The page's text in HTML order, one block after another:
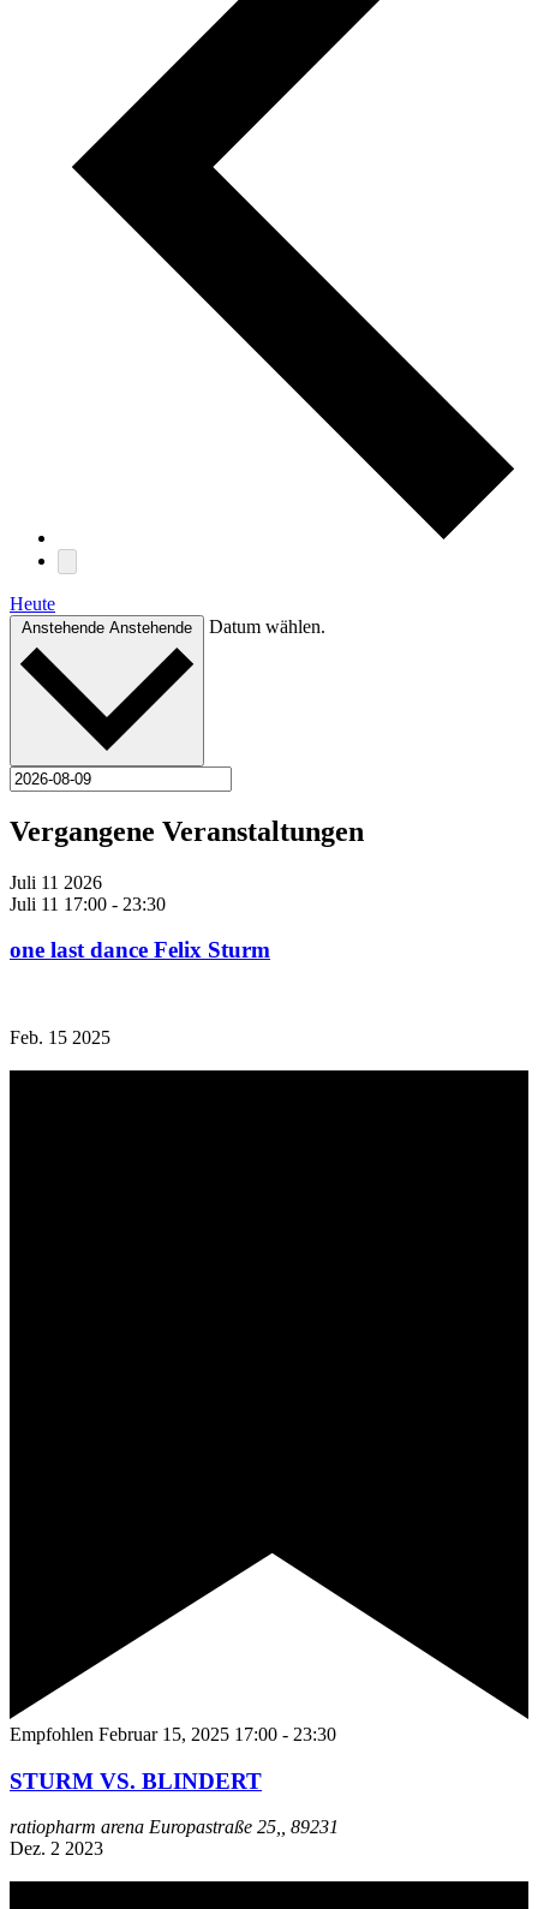
Heute
Anstehende Anstehende Datum wählen.
Vergangene Veranstaltungen
Juli 11 2026
Juli 11 17:00 - 23:30
one last dance Felix Sturm
Feb. 15 2025
Empfohlen Februar 15, 2025 17:00 - 23:30
STURM VS. BLINDERT
ratiopharm arena Europastraße 25,, 89231
Dez. 2 2023